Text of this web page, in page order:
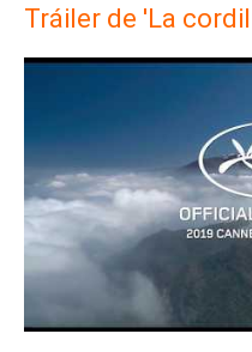
Tráiler de 'La